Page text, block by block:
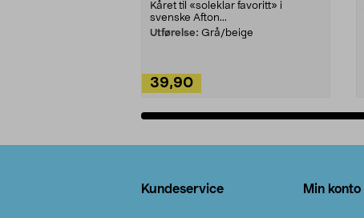
Kåret til «soleklar favoritt» i
svenske Afton...
Utførelse: Grå/beige
39,90
Kundeservice Min konto